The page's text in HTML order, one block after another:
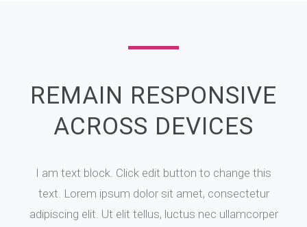
REMAIN RESPONSIVE
ACROSS DEVICES
I am text block. Click edit button to change this
text. Lorem ipsum dolor sit amet, consectetur
adipiscing elit. Ut elit tellus, luctus nec ullamcorper